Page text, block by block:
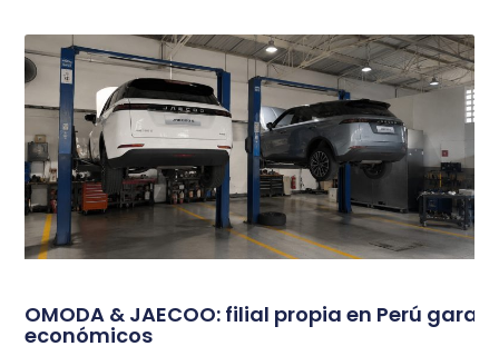
OMODA & JAECOO: filial propia en Perú
económicos